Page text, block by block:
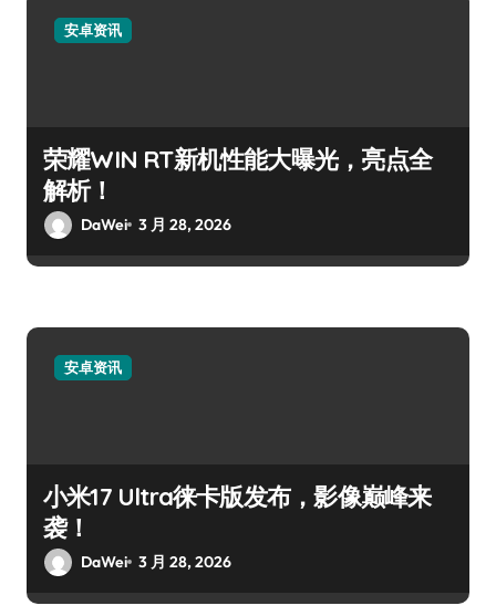
安卓资讯
荣耀WIN RT新机性能大曝光，亮点全
解析！
DaWei 3 月 28, 2026
安卓资讯
小米17 Ultra徕卡版发布，影像巅峰来
袭！
DaWei 3 月 28, 2026